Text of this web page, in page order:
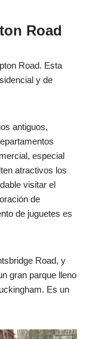
Road
Road. Esta
y de
antiguos,
especial
atractivos los
visitar el
de
de juguetes es
Road, y
gran parque lleno
Es un